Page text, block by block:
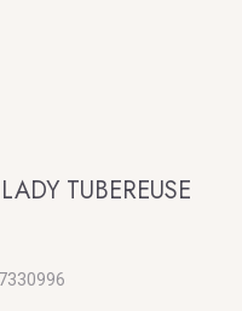
TUBEREUSE